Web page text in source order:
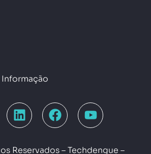
Reservados – Techdengue –